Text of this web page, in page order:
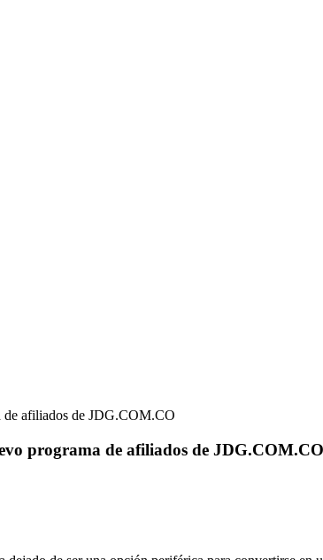
de afiliados de JDG.COM.CO
programa de afiliados de JDG.COM.CO